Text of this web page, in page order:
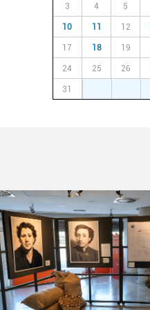
3 4 5
10 11 12
17 18 19
24 25 26
31